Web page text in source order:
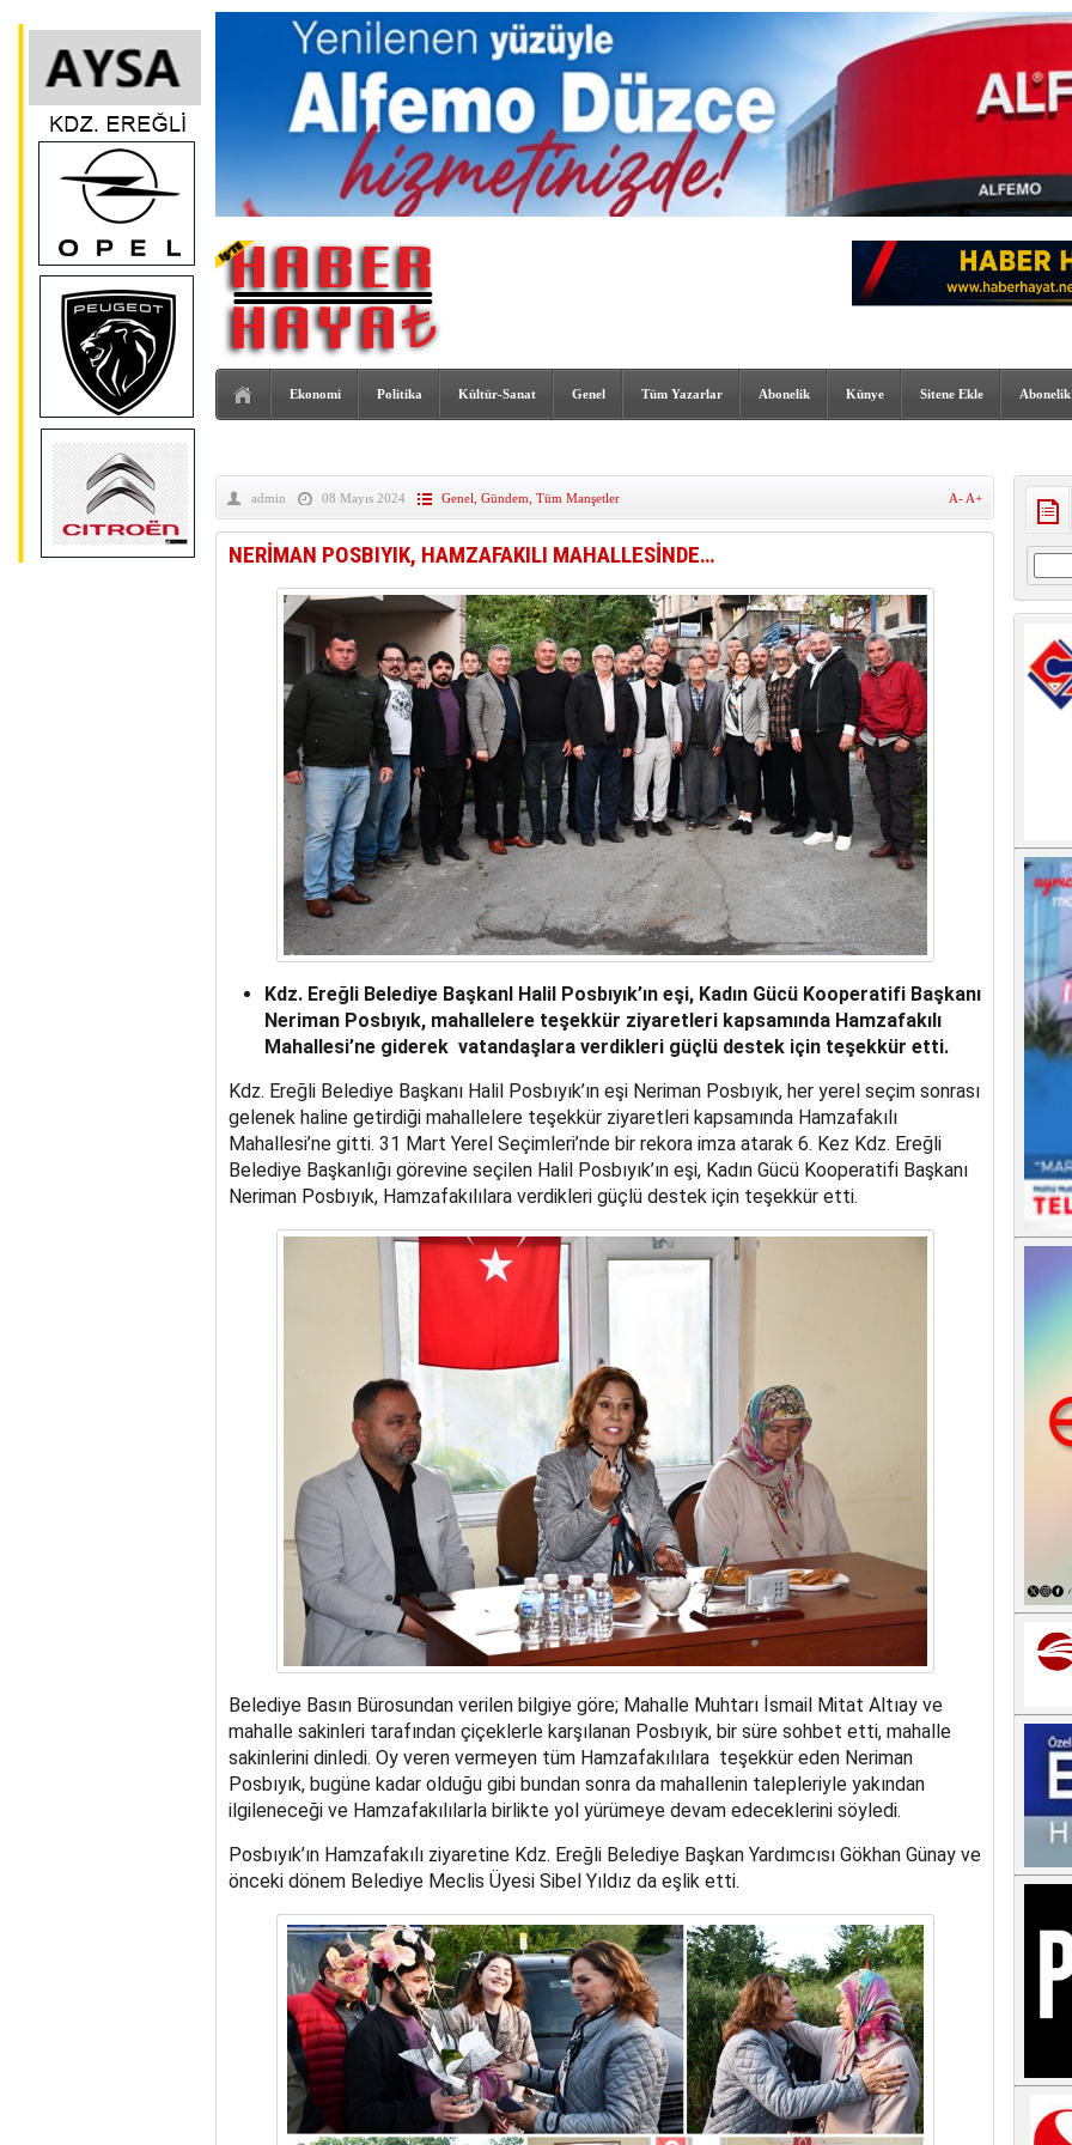
Ekonomi Politika Kültür-Sanat Genel Tüm Yazarlar Abonelik Künye Sitene Ekle Abonelik
admin 08 Mayıs 2024 Genel Gündem Tüm Manşetler A- A+
NERİMAN POSBIYIK, HAMZAFAKILI MAHALLESİNDE…
Kdz. Ereğli Belediye BaşkanI Halil Posbıyık’ın eşi, Kadın Gücü Kooperatifi Başkanı
Neriman Posbıyık, mahallelere teşekkür ziyaretleri kapsamında Hamzafakılı
Mahallesi’ne giderek vatandaşlara verdikleri güçlü destek için teşekkür etti.
Kdz. Ereğli Belediye Başkanı Halil Posbıyık’ın eşi Neriman Posbıyık, her yerel seçim sonrası
gelenek haline getirdiği mahallelere teşekkür ziyaretleri kapsamında Hamzafakılı
Mahallesi’ne gitti. 31 Mart Yerel Seçimleri’nde bir rekora imza atarak 6. Kez Kdz. Ereğli
Belediye Başkanlığı görevine seçilen Halil Posbıyık’ın eşi, Kadın Gücü Kooperatifi Başkanı
Neriman Posbıyık, Hamzafakılılara verdikleri güçlü destek için teşekkür etti.
Belediye Basın Bürosundan verilen bilgiye göre; Mahalle Muhtarı İsmail Mitat Altıay ve
mahalle sakinleri tarafından çiçeklerle karşılanan Posbıyık, bir süre sohbet etti, mahalle
sakinlerini dinledi. Oy veren vermeyen tüm Hamzafakılılara teşekkür eden Neriman
Posbıyık, bugüne kadar olduğu gibi bundan sonra da mahallenin talepleriyle yakından
ilgileneceği ve Hamzafakılılarla birlikte yol yürümeye devam edeceklerini söyledi.
Posbıyık’ın Hamzafakılı ziyaretine Kdz. Ereğli Belediye Başkan Yardımcısı Gökhan Günay ve
önceki dönem Belediye Meclis Üyesi Sibel Yıldız da eşlik etti.
Arama: